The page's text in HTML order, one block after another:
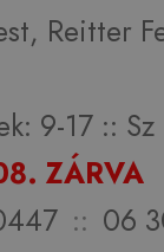
Reitter
9-17 :: Sz
ZÁRVA
:: 06